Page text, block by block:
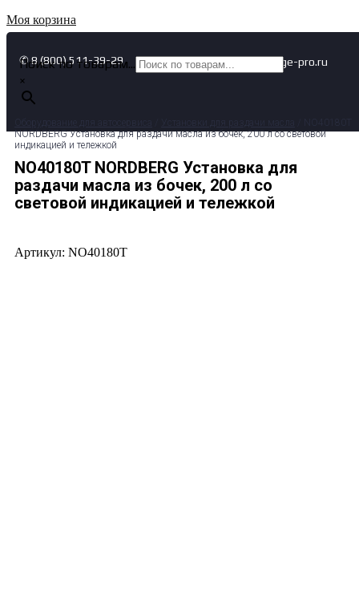
Моя корзина
✆ 8 (800) 511-39-29 ✉ info@garage-pro.ru
Поиск по товарам...
×
NORDBERG Установка для раздачи масла из бочек, 200 л со световой
индикацией и тележкой
NO40180T NORDBERG Установка для
раздачи масла из бочек, 200 л со
световой индикацией и тележкой
Артикул: NO40180T